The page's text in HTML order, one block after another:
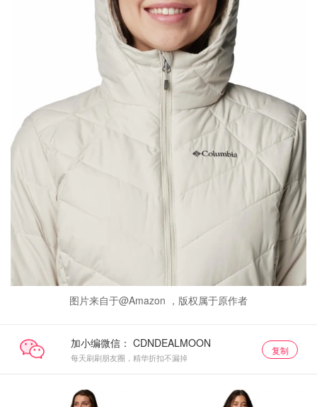
图片来自于@Amazon ，版权属于原作者
加小编微信：
每天刷刷朋友圈，精华折扣不漏掉
复制